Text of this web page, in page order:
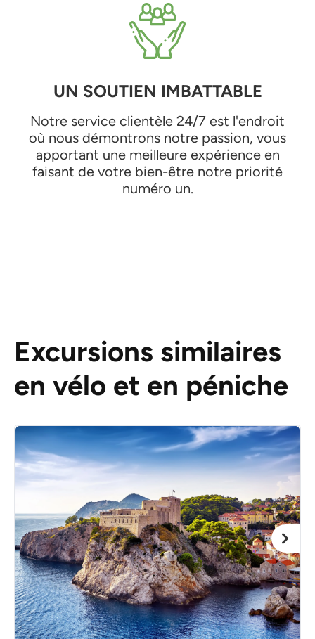
UN SOUTIEN IMBATTABLE
Notre service clientèle 24/7 est l'endroit
où nous démontrons notre passion, vous
apportant une meilleure expérience en
faisant de votre bien-être notre priorité
numéro un.
Excursions similaires
en vélo et en péniche